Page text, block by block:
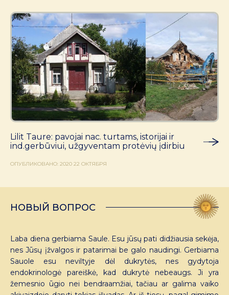
Lilit Taure: pavojai nac. turtams, istorijai ir
ind.gerbūviui, užgyventam protėvių įdirbiu
ОПУБЛИКОВАНО: 2020 22 ОКТЯБРЯ
НОВЫЙ ВОПРОС
Laba diena gerbiama Saule. Esu jūsų pati didžiausia sekėja,
nes Jūsų įžvalgos ir patarimai be galo naudingi. Gerbiama
Sauole esu neviltyje dėl dukrytės, nes gydytoja
endokrinologė pareiškė, kad dukrytė nebeaugs. Ji yra
žemesnio ūgio nei bendraamžiai, tačiau ar galima vaiko